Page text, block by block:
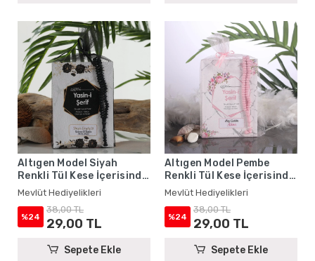
Altıgen Model Siyah
Renkli Tül Kese İçerisinde
Yasin Kitabı ve Tesbih -
Mevlüt Hediyelikleri
Mevlüt Hediyelikleri
%24
38,00 TL
29,00 TL
Sepete Ekle
Altıgen Model Pembe
Renkli Tül Kese İçerisinde
Yasin Kitabı ve Tesbih -
Mevlüt Hediyelikleri
Mevlüt Hediyelikleri
%24
38,00 TL
29,00 TL
Sepete Ekle